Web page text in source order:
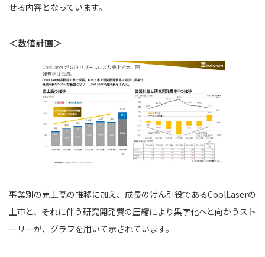
せる内容となっています。
＜数値計画＞
事業別の売上高の推移に加え、成長のけん引役であるCoolLaserの
上市と、それに伴う研究開発費の圧縮により黒字化へと向かうスト
ーリーが、グラフを用いて示されています。